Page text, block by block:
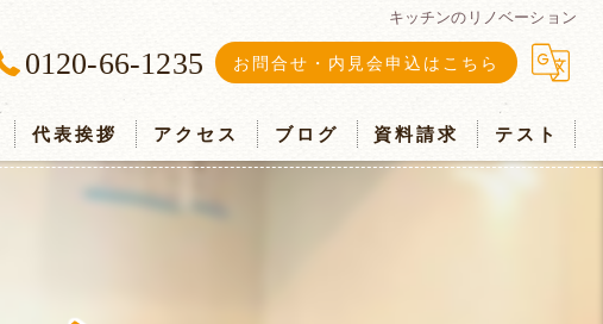
キッチンのリノベーション
0120-66-1235 お問合せ・内見会申込はこちら
代表挨拶 アクセス ブログ 資料請求 テスト